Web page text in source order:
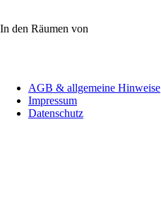
In den Räumen von
überspringenAGB & allgemeine Hinweise
Impressum
Datenschutz